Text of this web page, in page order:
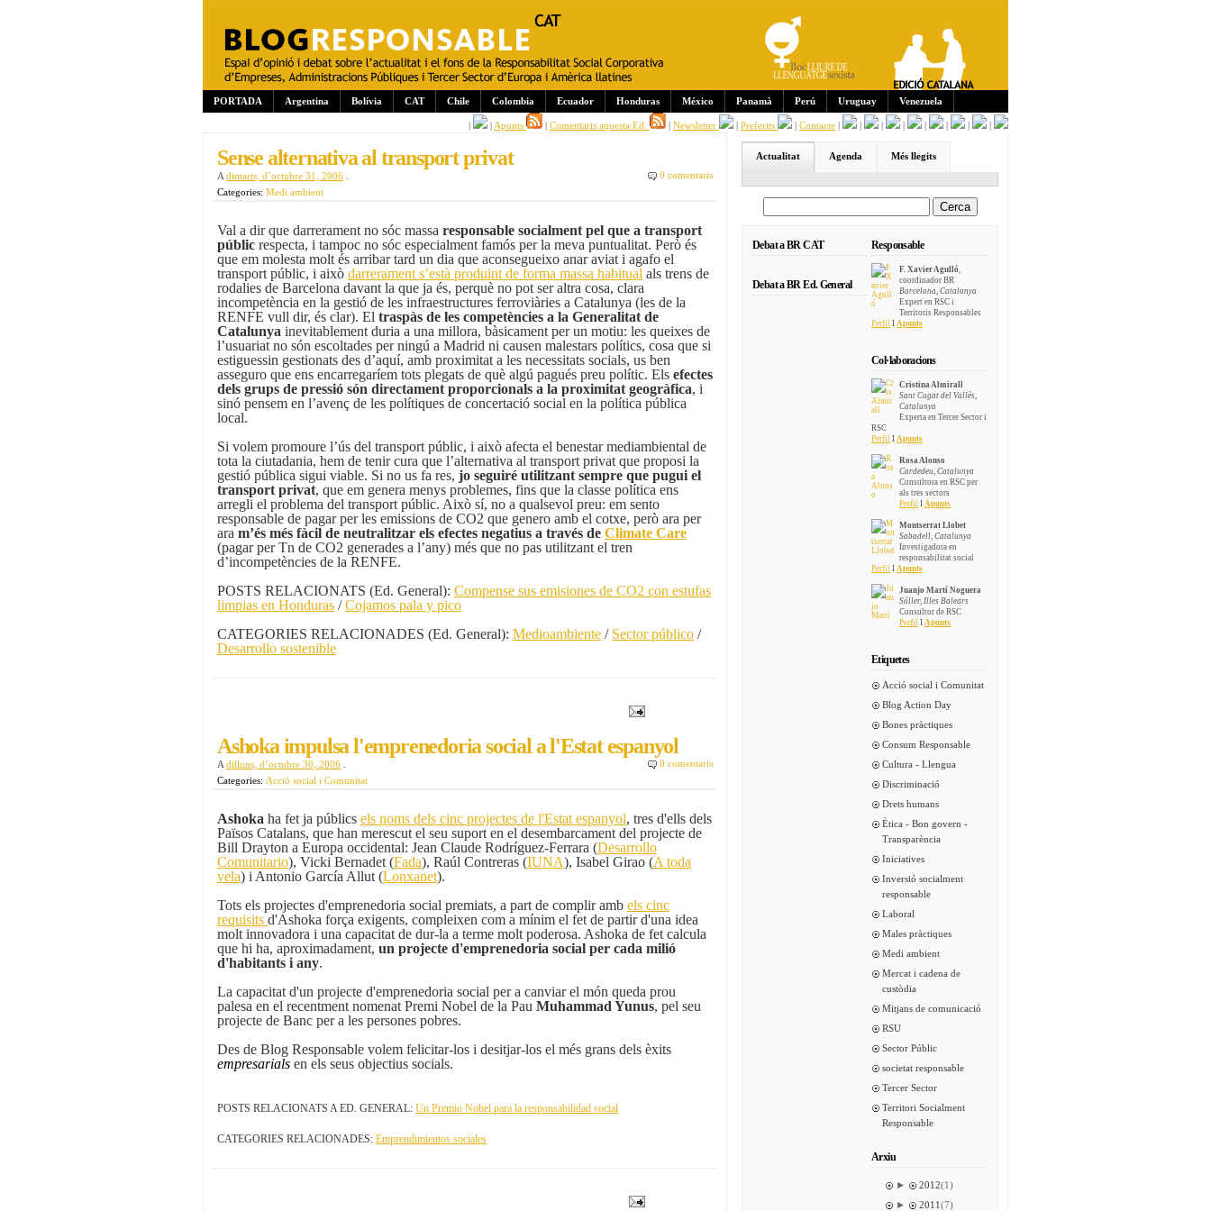
PORTADA Argentina Bolívia CAT Chile Colombia Ecuador Honduras México Panamà Perú Uruguay Venezuela
| | Apunts | Comentaris aquesta Ed. | Newsletter | Preferits | Contacte | | | | | | | |
Sense alternativa al transport privat
A dimarts, d’octubre 31, 2006
0 comentaris
Categories: Medi ambient
Val a dir que darrerament no sóc massa responsable socialment pel que a transport
públic respecta, i tampoc no sóc especialment famós per la meva puntualitat. Però és
que em molesta molt és arribar tard un dia que aconsegueixo anar aviat i agafo el
transport públic, i això darrerament s’està produint de forma massa habitual als trens de
rodalies de Barcelona davant la que ja és, perquè no pot ser altra cosa, clara
incompetència en la gestió de les infraestructures ferroviàries a Catalunya (les de la
RENFE vull dir, és clar). El traspàs de les competències a la Generalitat de
Catalunya inevitablement duria a una millora, bàsicament per un motiu: les queixes de
l’usuariat no són escoltades per ningú a Madrid ni causen malestars polítics, cosa que si
estiguessin gestionats des d’aquí, amb proximitat a les necessitats socials, us ben
asseguro que ens encarregaríem tots plegats de què algú pagués preu polític. Els efectes
dels grups de pressió són directament proporcionals a la proximitat geogràfica, i
sinó pensem en l’avenç de les polítiques de concertació social en la política pública
local.
Si volem promoure l’ús del transport públic, i això afecta el benestar mediambiental de
tota la ciutadania, hem de tenir cura que l’alternativa al transport privat que proposi la
gestió pública sigui viable. Si no us fa res, jo seguiré utilitzant sempre que pugui el
transport privat, que em genera menys problemes, fins que la classe política ens
arregli el problema del transport públic. Això sí, no a qualsevol preu: em sento
responsable de pagar per les emissions de CO2 que genero amb el cotxe, però ara per
ara m’és més fàcil de neutralitzar els efectes negatius a través de Climate Care
(pagar per Tn de CO2 generades a l’any) més que no pas utilitzant el tren
d’incompetències de la RENFE.
POSTS RELACIONATS (Ed. General): Compense sus emisiones de CO2 con estufas
limpias en Honduras /Cojamos pala y pico
CATEGORIES RELACIONADES (Ed. General): Medioambiente / Sector público /
Desarrollo sostenible
Ashoka impulsa l'emprenedoria social a l'Estat espanyol
A dilluns, d’octubre 30, 2006
0 comentaris
Categories: Acció social i Comunitat
Ashoka ha fet ja públics els noms dels cinc projectes de l'Estat espanyol, tres d'ells dels
Països Catalans, que han merescut el seu suport en el desembarcament del projecte de
Bill Drayton a Europa occidental: Jean Claude Rodríguez-Ferrara (Desarrollo
Comunitario), Vicki Bernadet (Fada), Raúl Contreras (IUNA), Isabel Girao (A toda
vela) i Antonio García Allut (Lonxanet).
Tots els projectes d'emprenedoria social premiats, a part de complir amb els cinc
requisits d'Ashoka força exigents, compleixen com a mínim el fet de partir d'una idea
molt innovadora i una capacitat de dur-la a terme molt poderosa. Ashoka de fet calcula
que hi ha, aproximadament, un projecte d'emprenedoria social per cada milió
d'habitants i any.
La capacitat d'un projecte d'emprenedoria social per a canviar el món queda prou
palesa en el recentment nomenat Premi Nobel de la Pau Muhammad Yunus, pel seu
projecte de Banc per a les persones pobres.
Des de Blog Responsable volem felicitar-los i desitjar-los el més grans dels èxits
empresarials en els seus objectius socials.
POSTS RELACIONATS A ED. GENERAL: Un Premio Nobel para la responsabilidad social
CATEGORIES RELACIONADES: Emprendimientos sociales
Actualitat Agenda Més llegits
Debat a BR CAT
Debat a BR Ed. General
Responsable
F. Xavier Agulló,
coordinador BR
Barcelona, Catalunya
Expert en RSC i
Territoris Responsables
Perfil I Apunts
Col·laboracions
Cristina Almirall
Sant Cugat del Vallès,
Catalunya
Experta en Tercer Sector i
RSC
Perfil I Apunts
Rosa Alonso
Cardedeu, Catalunya
Consultora en RSC per
als tres sectors
Perfil I Apunts
Montserrat Llobet
Sabadell, Catalunya
Investigadora en
responsabilitat social
Perfil I Apunts
Juanjo Martí Noguera
Sóller, Illes Balears
Consultor de RSC
Perfil I Apunts
Etiquetes
Acció social i Comunitat
Blog Action Day
Bones pràctiques
Consum Responsable
Cultura - Llengua
Discriminació
Drets humans
Ètica - Bon govern -
Transparència
Iniciatives
Inversió socialment
responsable
Laboral
Males pràctiques
Medi ambient
Mercat i cadena de
custòdia
Mitjans de comunicació
RSU
Sector Públic
societat responsable
Tercer Sector
Territori Socialment
Responsable
Arxiu
► 2012(1)
►
2011 (7)